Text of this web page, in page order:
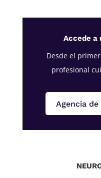
Accede a
Desde el
profesional
Agencia